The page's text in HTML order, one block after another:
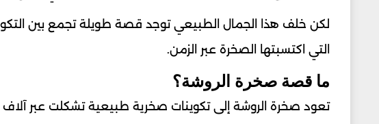
لكن خلف هذا الجمال الطبيعي توجد قصة طويلة تجمع بين التكوين
التي اكتسبتها الصخرة عبر الزمن.
ما قصة صخرة الروشة؟
تعود صخرة الروشة إلى تكوينات صخرية طبيعية تشكلت عبر آلاف